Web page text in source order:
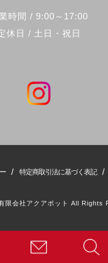
時間 / 9:00～17:00
休日 / 土日・祝日
/ 特定商取引法に基づく表記 /
会社アクアポット All Rights